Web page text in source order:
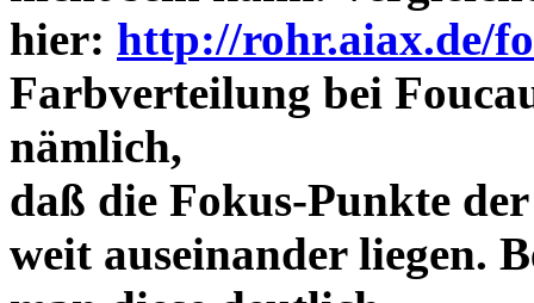
hier: http://rohr.aiax.de/
Farbverteilung bei
nämlich,
daß die Fokus-Punkte
weit auseinander liegen.